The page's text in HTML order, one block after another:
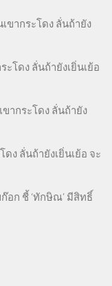
ขากระโดง ลั่นถ้ายัง
ะโดง ลั่นถ้ายังเยิ่นเย้อ
ขากระโดง ลั่นถ้ายัง
ดง ลั่นถ้ายังเยิ่นเย้อ จะ
ก๊อก ชี้ ‘ทักษิณ’ มีสิทธิ์